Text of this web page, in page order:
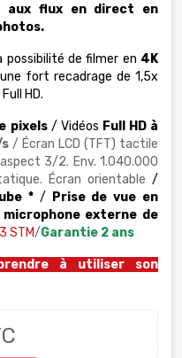
aux flux en direct en
possibilité de filmer en 4K
fort recadrage de 1,5x
HD.
pixels/ Vidéos Full HD à
/ Écran LCD (TFT) tactile
3/2. Env. 1.040.000
Écran orientable /
* /
Prise de vue en
microphone externe de
STM/Garantie 2 ans
à utiliser son